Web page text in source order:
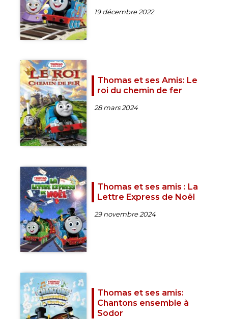
19 décembre 2022
Thomas et ses Amis: Le
roi du chemin de fer
28 mars 2024
Thomas et ses amis : La
Lettre Express de Noël
29 novembre 2024
Thomas et ses amis:
Chantons ensemble à
Sodor